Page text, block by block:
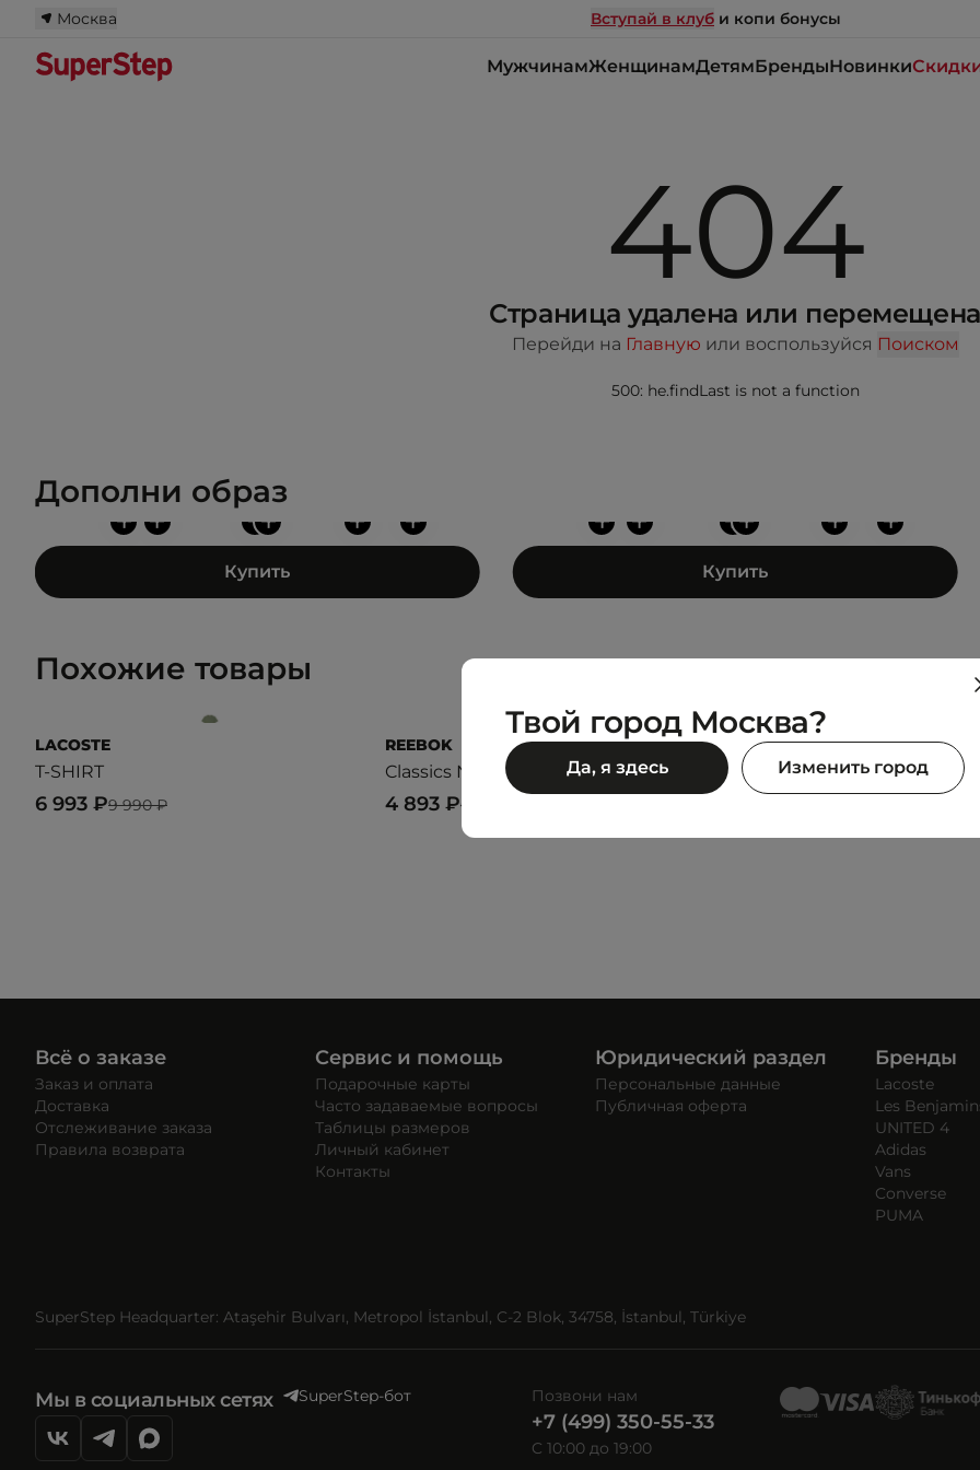
Москва Вступай в клуб и копи бонусы
МужчинамЖенщинамДетямБрендыНовинки
404
Страница удалена или перемещена
Перейди на Главную или воспользуйся Поиском
500: he.findLast is not a function
Дополни образ
+
+
+ + +
+
Купить
+
+
+ + +
+
Купить
Похожие товары
LACOSTE
T-SHIRT
9 990 ₽
6 993 ₽
REEBOK
Classics Natural Dye
6 990 ₽
4 893 ₽
LACOSTE
Classic
Всё о заказе
Заказ и оплата
Доставка
Отслеживание заказа
Правила возврата
Сервис и помощь
Подарочные карты
Часто задаваемые вопросы
Таблицы размеров
Личный кабинет
Контакты
Юридический раздел
Персональные данные
Публичная оферта
Бренды
Lacoste
Les
UNITED 4
Adidas
Vans
Converse
PUMA
SuperStep Headquarter: Ataşehir Bulvarı, Metropol İstanbul, C-2 Blok, 34758, İstanbul, Türkiye
Мы в социальных сетях SuperStep-бот Позвони нам
+7 (499) 350-55-33
C 10:00 до 19:00
Твой город Москва?
Да, я здесь Изменить город